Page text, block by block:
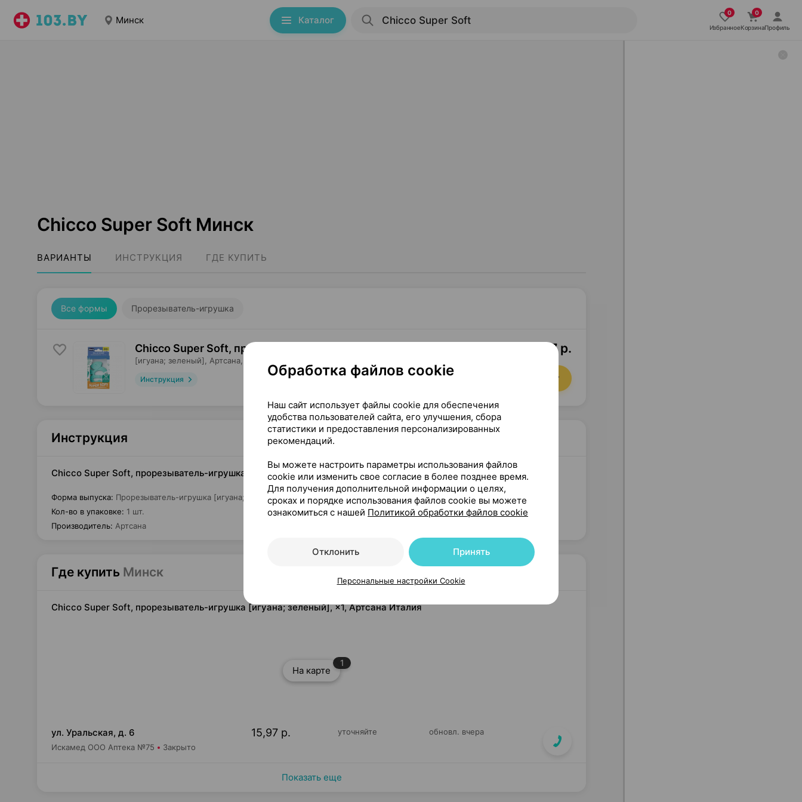
Минск Каталог
ИзбранноеКорзинаПрофиль
Chicco Super Soft Минск
ВАРИАНТЫ ИНСТРУКЦИЯ ГДЕ КУПИТЬ
Все формы Прорезыватель-игрушка
Chicco Super Soft, прорезыватель-игрушка
[игуана; зеленый], Артсана
Инструкция
15,97 р.
Где купить В корзину
Инструкция
Chicco Super Soft, прорезыватель-игрушка [игуана; зеленый], ×1, Артсана Италия
Форма выпуска: Прорезыватель-игрушка [игуана; зеленый]
Кол-во в упаковке: 1 шт.
Производитель: Артсана
Где купить Минск
Chicco Super Soft, прорезыватель-игрушка [игуана; зеленый], ×1, Артсана Италия
На карте
1
ул. Уральская, д. 6
Искамед ООО Аптека №75 Закрыто
15,97 р. уточняйте обновл. вчера
Показать еще
Обработка файлов cookie
Наш сайт использует файлы cookie для обеспечения
удобства пользователей сайта, его улучшения, сбора
статистики и предоставления персонализированных
рекомендаций.
Вы можете настроить параметры использования файлов
cookie или изменить свое согласие в более позднее время.
Для получения дополнительной информации о целях,
сроках и порядке использования файлов cookie вы можете
ознакомиться с нашей Политикой обработки файлов cookie
Отклонить Принять
Персональные настройки Cookie